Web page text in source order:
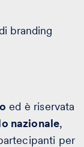
branding
ed è riservata
nazionale,
per